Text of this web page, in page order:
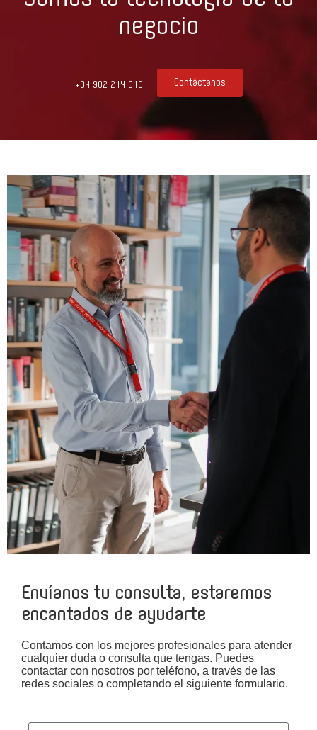
negocio
+34 902 214 010 Contáctanos
Envíanos tu consulta, estaremos
encantados de ayudarte
Contamos con los mejores profesionales para atender
cualquier duda o consulta que tengas. Puedes
contactar con nosotros por teléfono, a través de las
redes sociales o completando el siguiente formulario.